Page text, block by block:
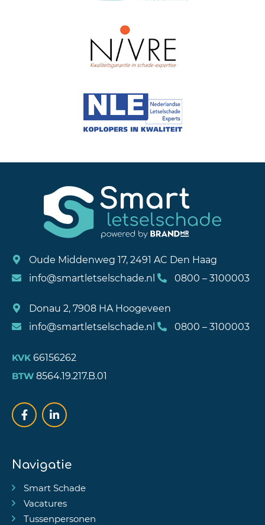
Oude Middenweg 17, 2491 AC Den Haag
info@smartletselschade.nl
0800 – 3100003
Donau 2, 7908 HA Hoogeveen
info@smartletselschade.nl
0800 – 3100003
KVK 66156262
BTW 8564.19.217.B.01
Navigatie
Smart Schade
Vacatures
Tussenpersonen